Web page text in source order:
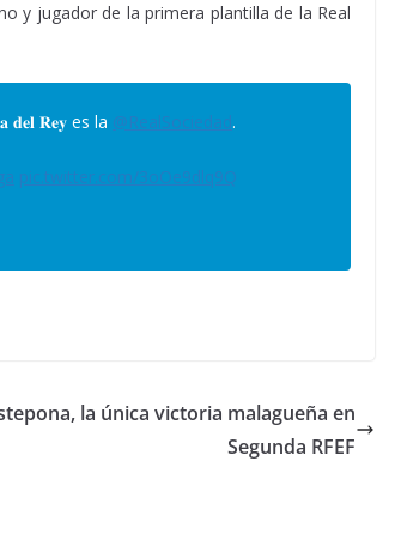
y jugador de la primera plantilla de la Real
𝐑𝐞𝐲 es la @RealSociedad.
pic.twitter.com/3oOe9dlq9Q
la única victoria malagueña en
Segunda RFEF